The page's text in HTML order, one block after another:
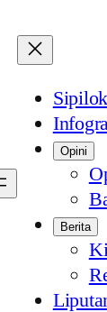
Opini
Berita